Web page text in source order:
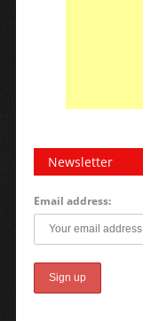
Newsletter
Email address: